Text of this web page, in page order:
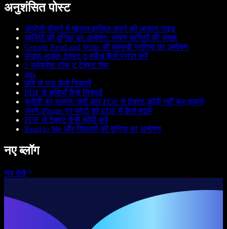
अनुशंसित पोस्ट
अंग्रेजी बोलने में महारत हासिल करने की आसान गाइड
ध्वनियों की दुनिया का अन्वेषण: भाषण ध्वनियों की समझ
Google Read and Write की बहुमुखी प्रतिभा का अन्वेषण
लाइफ-लाइक टेक्स्ट टू स्पीच कैसे प्राप्त करें
5 सर्वश्रेष्ठ टॉक टू टेक्स्ट ऐप्स
gtts
छवि से पाठ कैसे निकालें
PDF से छवियाँ कैसे निकालें
चुनौती का सामना: क्यों आप PDF से टेक्स्ट कॉपी नहीं कर सकते
अपने iPhone पर फोटो को PDF में कैसे बदलें
PDF से टेक्स्ट कैसे कॉपी करें
Read to Me और विकल्पों की दुनिया का अन्वेषण
नए ब्लॉग
सब देखें